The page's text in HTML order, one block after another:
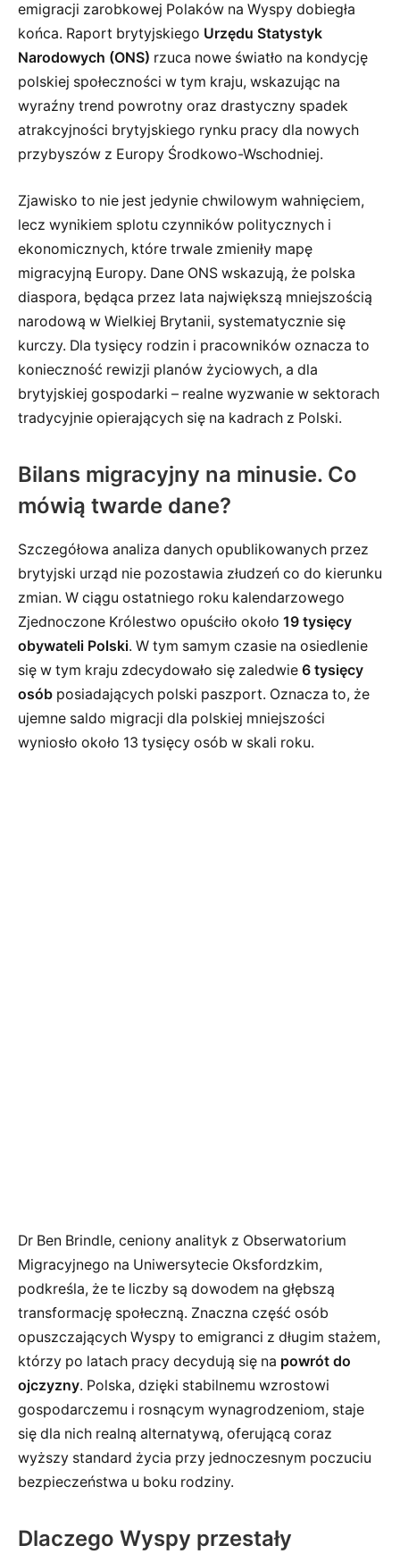
emigracji zarobkowej Polaków na Wyspy dobiegła
końca. Raport brytyjskiego Urzędu Statystyk
Narodowych (ONS) rzuca nowe światło na kondycję
polskiej społeczności w tym kraju, wskazując na
wyraźny trend powrotny oraz drastyczny spadek
atrakcyjności brytyjskiego rynku pracy dla nowych
przybyszów z Europy Środkowo-Wschodniej.
Zjawisko to nie jest jedynie chwilowym wahnięciem,
lecz wynikiem splotu czynników politycznych i
ekonomicznych, które trwale zmieniły mapę
migracyjną Europy. Dane ONS wskazują, że polska
diaspora, będąca przez lata największą mniejszością
narodową w Wielkiej Brytanii, systematycznie się
kurczy. Dla tysięcy rodzin i pracowników oznacza to
konieczność rewizji planów życiowych, a dla
brytyjskiej gospodarki – realne wyzwanie w sektorach
tradycyjnie opierających się na kadrach z Polski.
Bilans migracyjny na minusie. Co
mówią twarde dane?
Szczegółowa analiza danych opublikowanych przez
brytyjski urząd nie pozostawia złudzeń co do kierunku
zmian. W ciągu ostatniego roku kalendarzowego
Zjednoczone Królestwo opuściło około 19 tysięcy
obywateli Polski. W tym samym czasie na osiedlenie
się w tym kraju zdecydowało się zaledwie 6 tysięcy
osób posiadających polski paszport. Oznacza to, że
ujemne saldo migracji dla polskiej mniejszości
wyniosło około 13 tysięcy osób w skali roku.
Dr Ben Brindle, ceniony analityk z Obserwatorium
Migracyjnego na Uniwersytecie Oksfordzkim,
podkreśla, że te liczby są dowodem na głębszą
transformację społeczną. Znaczna część osób
opuszczających Wyspy to emigranci z długim stażem,
którzy po latach pracy decydują się na powrót do
ojczyzny. Polska, dzięki stabilnemu wzrostowi
gospodarczemu i rosnącym wynagrodzeniom, staje
się dla nich realną alternatywą, oferującą coraz
wyższy standard życia przy jednoczesnym poczuciu
bezpieczeństwa u boku rodziny.
Dlaczego Wyspy przestały